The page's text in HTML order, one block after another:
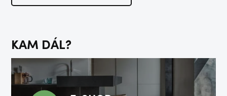
KAM DÁL?